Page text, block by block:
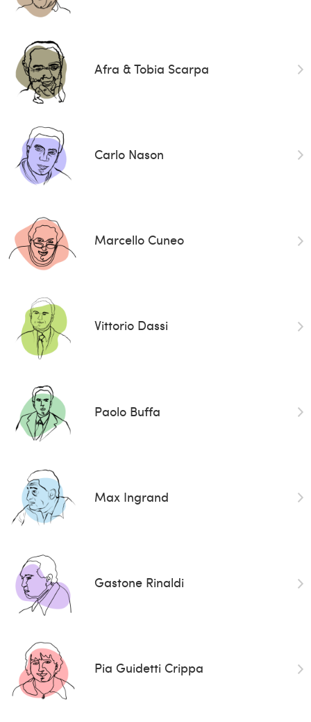
Afra & Tobia Scarpa
Carlo Nason
Marcello Cuneo
Vittorio Dassi
Paolo Buffa
Max Ingrand
Gastone Rinaldi
Pia Guidetti Crippa